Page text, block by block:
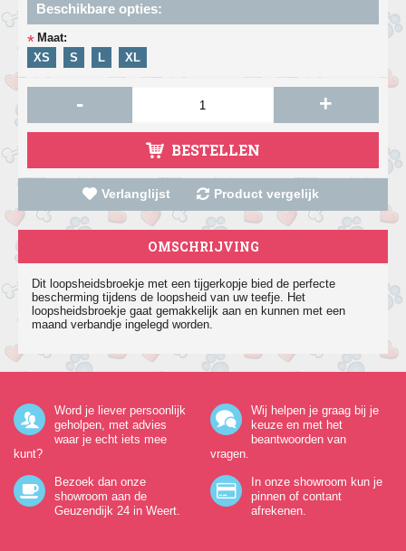
Beschikbare opties:
* Maat:
XS
S L XL
- +
BESTELLEN
Verlanglijst Product vergelijk
OMSCHRIJVING
Dit loopsheidsbroekje met een tijgerkopje bied de perfecte
bescherming tijdens de loopsheid van uw teefje. Het
loopsheidsbroekje gaat gemakkelijk aan en kunnen met een
maand verbandje ingelegd worden.
Word je liever persoonlijk
geholpen, met advies
waar je echt iets mee
kunt?
Wij helpen je graag bij je
keuze en met het
beantwoorden van
vragen.
Bezoek dan onze
showroom aan de
Geuzendijk 24 in Weert.
In onze showroom kun je
pinnen of contant
afrekenen.